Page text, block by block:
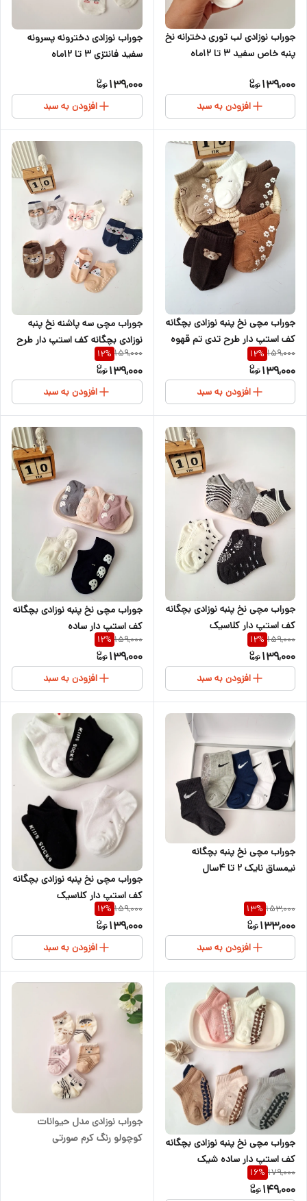
جوراب نوزادی لب توری دخترانه نخ
پنبه خاص سفید ۳ تا ۱۲ماه
139,000
افزودن به سبد
جوراب نوزادی دخترونه پسرونه
سفید فانتزی ۳ تا ۱۲ماه
139,000
افزودن به سبد
جوراب مچی نخ پنبه نوزادی بچگانه
کف استپ دار طرح تدی تم قهوه
ای ۱ تا ۴ سال
159,000
12%
139,000
افزودن به سبد
جوراب مچی سه پاشنه نخ پنبه
نوزادی بچگانه کف استپ دار طرح
حیوانات ۱ تا ۴ سال
159,000
12%
139,000
افزودن به سبد
جوراب مچی نخ پنبه نوزادی بچگانه
کف استپ دار کلاسیک
سفیدمشکی
159,000
12%
139,000
افزودن به سبد
جوراب مچی نخ پنبه نوزادی بچگانه
کف استپ دار ساده
159,000
12%
139,000
افزودن به سبد
جوراب مچی نخ پنبه بچگانه
نیمساق نایک ۲ تا ۴سال
153,000
13%
133,000
افزودن به سبد
جوراب مچی نخ پنبه نوزادی بچگانه
کف استپ دار کلاسیک
سفیدمشکی
159,000
12%
139,000
افزودن به سبد
جوراب مچی نخ پنبه نوزادی بچگانه
کف استپ دار ساده شیک
179,000
16%
149,000
جوراب نوزادی مدل حیوانات
کوچولو رنگ کرم صورتی